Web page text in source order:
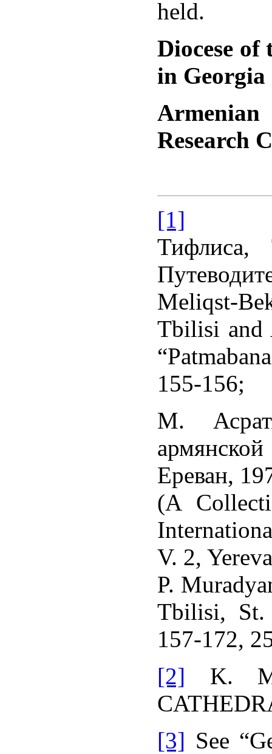
held.
Diocese
in Georgia
Research
[1]
Тифлиса,
Meliqst-
Tbilisi and
155-156;
М.
Ереван,
(A
V. 2,
P.
Tbilisi, St.
157-172,
[2] K.
[3] See